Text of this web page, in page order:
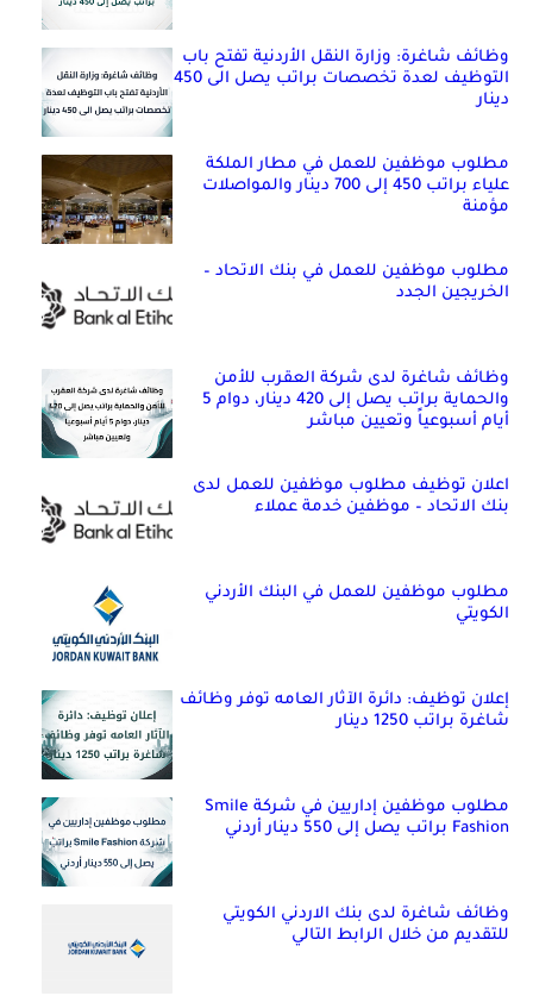
وظائف شاغرة: وزارة النقل الأردنية تفتح باب
التوظيف لعدة تخصصات براتب يصل الى 450
دينار
مطلوب موظفين للعمل في مطار الملكة
علياء براتب 450 إلى 700 دينار والمواصلات
مؤمنة
مطلوب موظفين للعمل في بنك الاتحاد –
الخريجين الجدد
وظائف شاغرة لدى شركة العقرب للأمن
والحماية براتب يصل إلى 420 دينار، دوام 5
أيام أسبوعياً وتعيين مباشر
اعلان توظيف مطلوب موظفين للعمل لدى
بنك الاتحاد – موظفين خدمة عملاء
مطلوب موظفين للعمل في البنك الأردني
الكويتي
إعلان توظيف: دائرة الآثار العامه توفر وظائف
شاغرة براتب 1250 دينار
مطلوب موظفين إداريين في شركة Smile
Fashion براتب يصل إلى 550 دينار أردني
وظائف شاغرة لدى بنك الاردني الكويتي
للتقديم من خلال الرابط التالي